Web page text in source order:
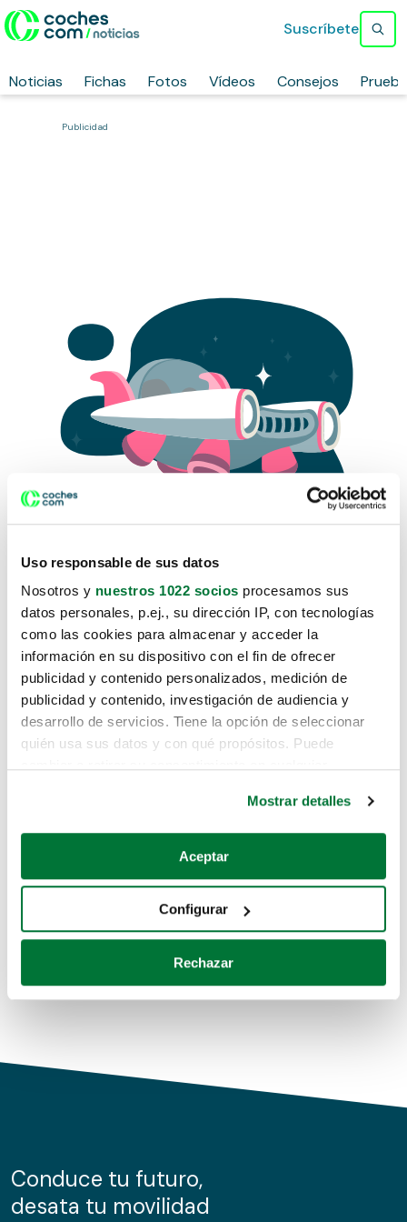
Uso responsable de sus datos
Nosotros y nuestros 1022 socios procesamos sus
datos personales, p.ej., su dirección IP, con tecnologías
como las cookies para almacenar y acceder la
información en su dispositivo con el fin de ofrecer
publicidad y contenido personalizados, medición de
publicidad y contenido, investigación de audiencia y
desarrollo de servicios. Tiene la opción de seleccionar
quién usa sus datos y con qué propósitos. Puede
Si lo permite, también quisiéramos:
Recopilar información sobre su ubicación geográfica
Identificar su dispositivo analizándolo activamente
para buscar características específicas (huellas
Obtenga más información sobre cómo se procesan sus
de cookies.
información sobre el uso que haga del sitio web con
nuestros partners de redes sociales, publicidad y análisis
Mostrar detalles
Aceptar
Configurar
Rechazar
Noticias Fichas Fotos Vídeos Consejos
Suscríbete
Publicidad
Lo sentimos, no sabemos como
te hemos traido hasta aquí.
Pero puedes encontrar el coche que estás
buscando en alguno de estos enlaces:
Coches de segunda mano
Coches de km0
Conduce tu futuro,
desata tu movilidad